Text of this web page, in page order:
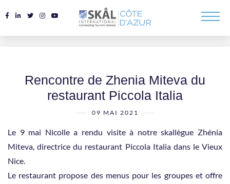
Rencontre de Zhenia Miteva du
restaurant Piccola Italia
09 MAI 2021
Le 9 mai Nicolle a rendu visite à notre skallègue Zhénia
Miteva, directrice du restaurant Piccola Italia dans le Vieux
Nice.
Le restaurant propose des menus pour les groupes et offre